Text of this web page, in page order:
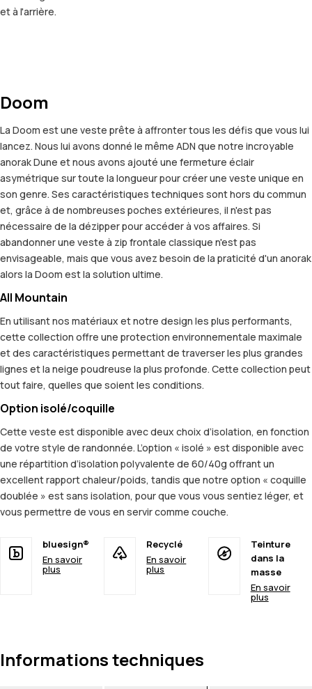
et à l'arrière.
Doom
La Doom est une veste prête à affronter tous les défis que vous lui
lancez. Nous lui avons donné le même ADN que notre incroyable
anorak Dune et nous avons ajouté une fermeture éclair
asymétrique sur toute la longueur pour créer une veste unique en
son genre. Ses caractéristiques techniques sont hors du commun
et, grâce à de nombreuses poches extérieures, il n'est pas
nécessaire de la dézipper pour accéder à vos affaires. Si
abandonner une veste à zip frontale classique n'est pas
envisageable, mais que vous avez besoin de la praticité d'un anorak
alors la Doom est la solution ultime.
All Mountain
En utilisant nos matériaux et notre design les plus performants,
cette collection offre une protection environnementale maximale
et des caractéristiques permettant de traverser les plus grandes
lignes et la neige poudreuse la plus profonde. Cette collection peut
tout faire, quelles que soient les conditions.
Option isolé/coquille
Cette veste est disponible avec deux choix d’isolation, en fonction
de votre style de randonnée. L’option « isolé » est disponible avec
une répartition d’isolation polyvalente de 60/40g offrant un
excellent rapport chaleur/poids, tandis que notre option « coquille
doublée » est sans isolation, pour que vous vous sentiez léger, et
vous permettre de vous en servir comme couche.
bluesign®
En savoir
plus
Recyclé
En savoir
plus
Teinture
dans la
masse
En savoir
plus
Informations techniques